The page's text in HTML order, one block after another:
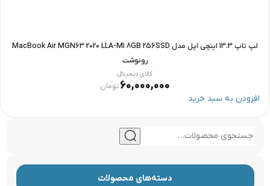
دسته‌های محصولات
لپ تاپ 13.3 اینچی اپل مدل MacBook Air MGN63 2020 LLA-M1 8GB 256SSD
رونوشت
کالای دیجیتال
60,000,000تومان
افزودن به سبد خرید